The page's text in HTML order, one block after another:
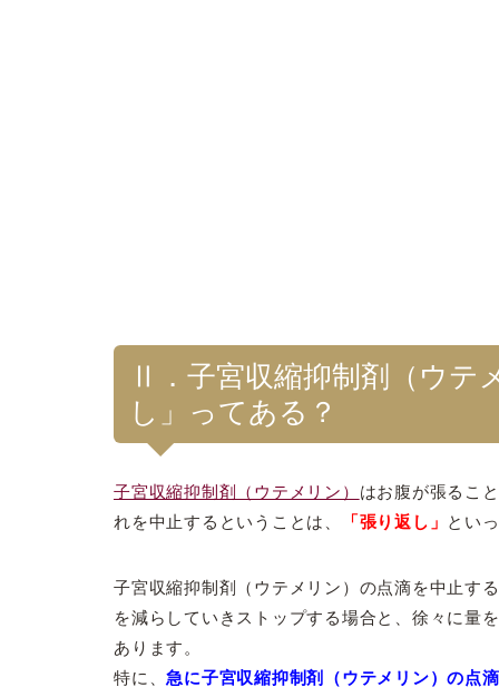
Ⅱ．子宮収縮抑制剤（ウテ
し」ってある？
子宮収縮抑制剤（ウテメリン） はお腹が張るこ
れを中止するということは、
「張り返し」 とい
子宮収縮抑制剤（ウテメリン）の点滴を中止す
を減らしていきストップする場合と、徐々に量
あります。
特に、急に子宮収縮抑制剤（ウテメリン）の点